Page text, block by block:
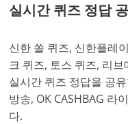
실시간 퀴즈 정답
신한 쏠 퀴즈, 신한플레
크 퀴즈, 토스 퀴즈, 리
실시간 퀴즈 정답을 공
방송, OK CASHBAG 라
다.